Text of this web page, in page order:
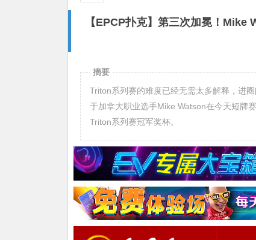
【EPCP扑克】第三次加冕！
摘要
Triton系列赛的难度已经无需太多解释，进
于加拿大职业选手Mike Watson在今天短牌
Triton系列赛冠军奖杯。